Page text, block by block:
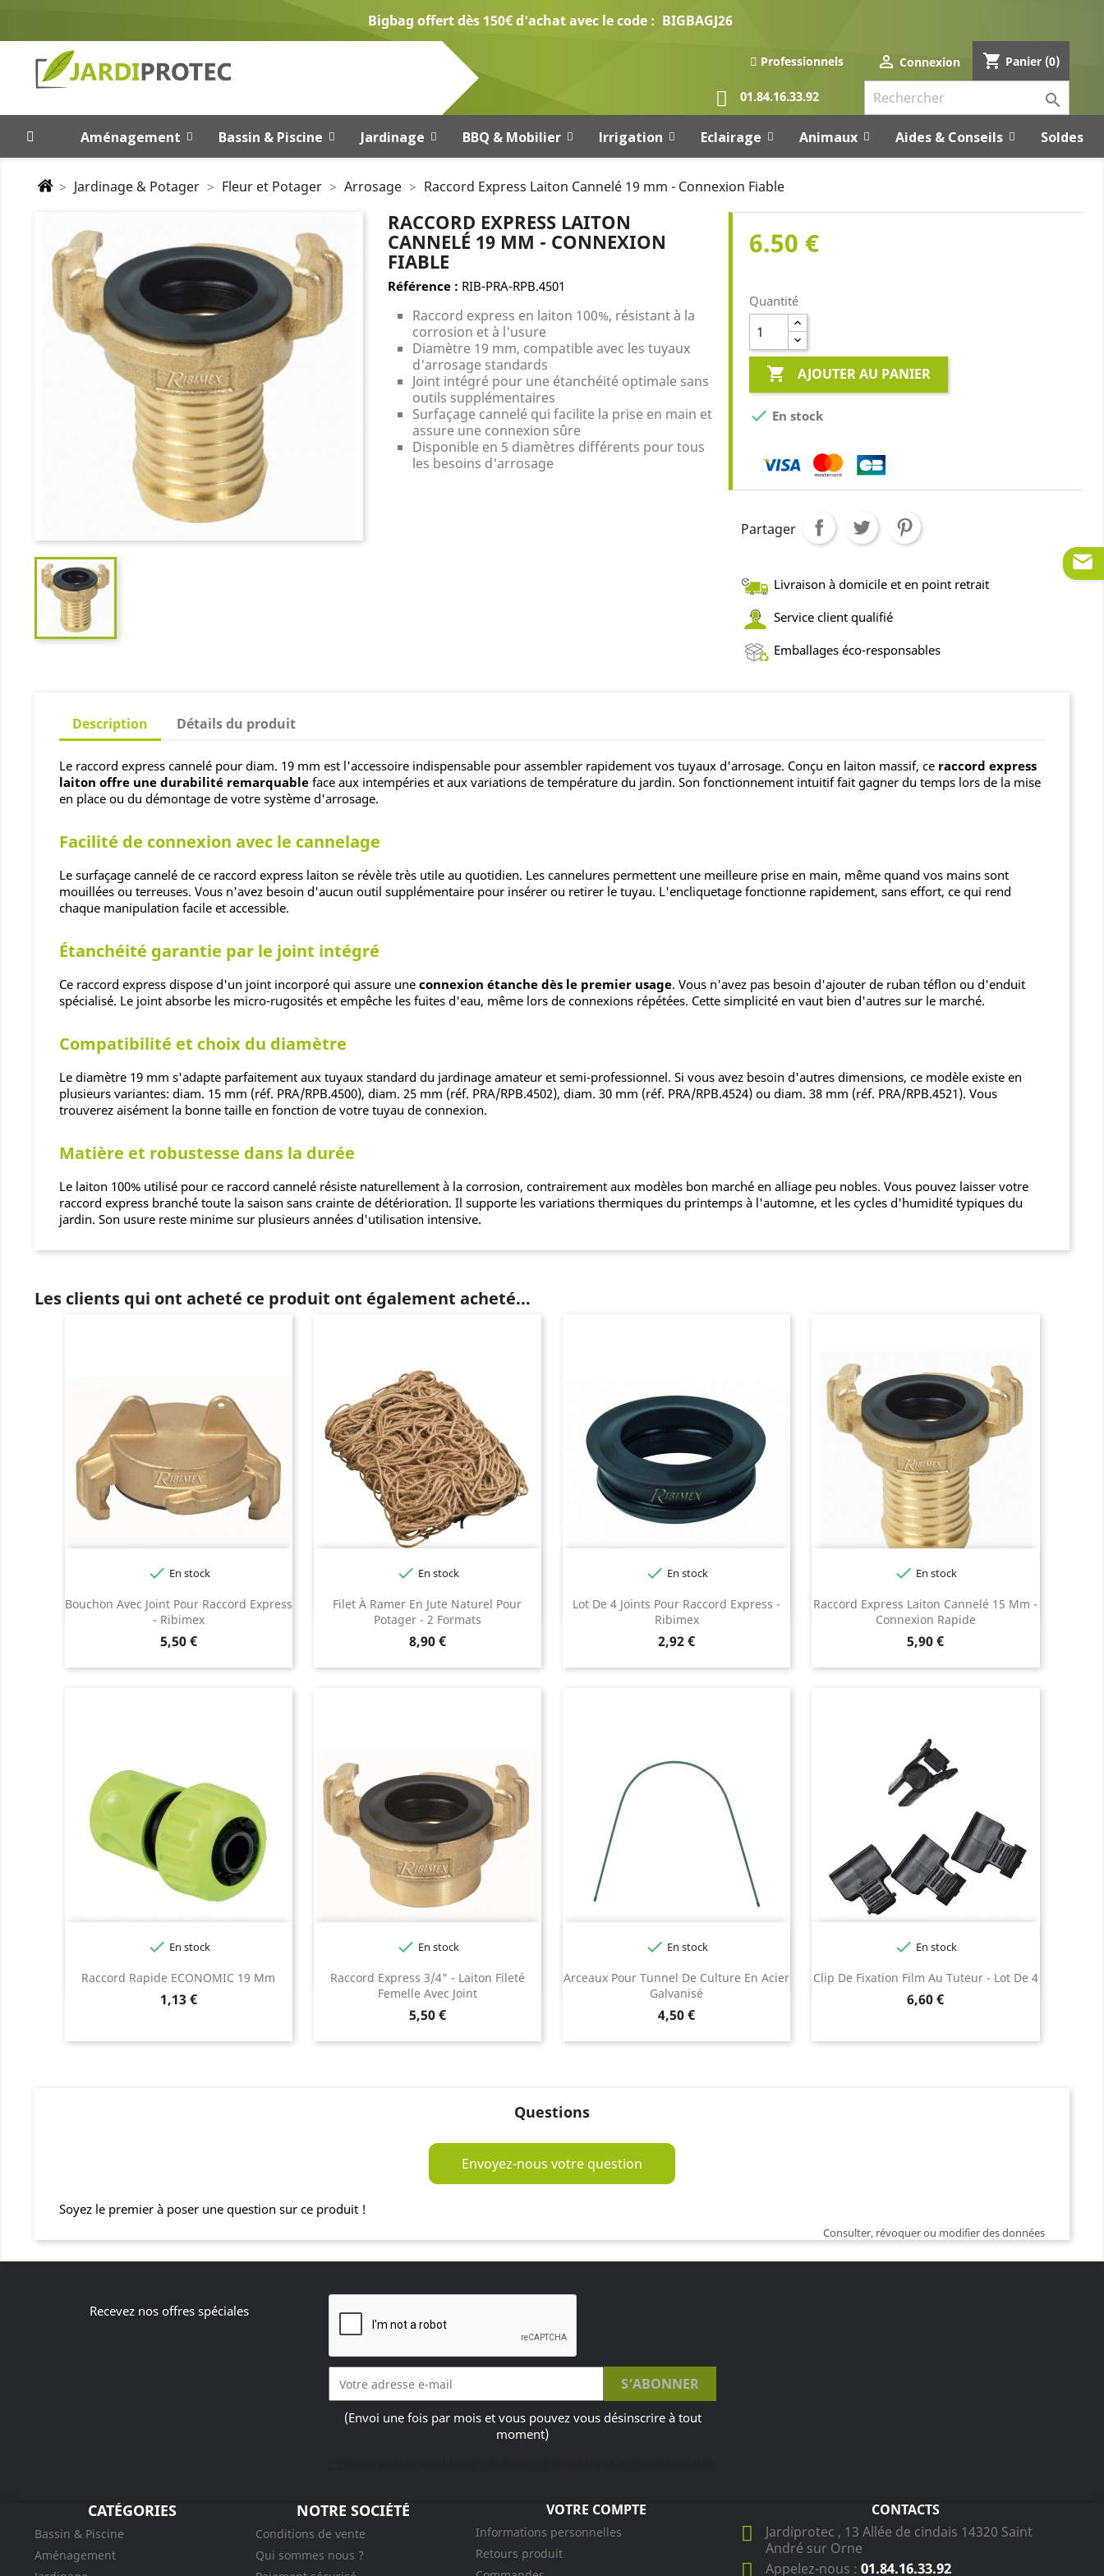
Bigbag offert dès 150€ d'achat avec le code : BIGBAGJ26
Professionnels  Connexion shopping_cart Panier (0)
01.84.16.33.92 
Aménagement Bassin & Piscine Jardinage BBQ & Mobilier Irrigation Eclairage Animaux Aides & Conseils Soldes
Jardinage & Potager Fleur et Potager Arrosage Raccord Express Laiton Cannelé 19 mm - Connexion Fiable
RACCORD EXPRESS LAITON
CANNELÉ 19 MM - CONNEXION
FIABLE
Référence : RIB-PRA-RPB.4501
Raccord express en laiton 100%, résistant à la
corrosion et à l'usure
Diamètre 19 mm, compatible avec les tuyaux
d'arrosage standards
Joint intégré pour une étanchéité optimale sans
outils supplémentaires
Surfaçage cannelé qui facilite la prise en main et
assure une connexion sûre
Disponible en 5 diamètres différents pour tous
les besoins d'arrosage
6.50 €
Quantité
 AJOUTER AU PANIER
 En stock
Partager
Livraison à domicile et en point retrait
Service client qualifié
Emballages éco-responsables
Description Détails du produit
Le raccord express cannelé pour diam. 19 mm est l'accessoire indispensable pour assembler rapidement vos tuyaux d'arrosage. Conçu en laiton massif, ce raccord express
laiton offre une durabilité remarquableface aux intempéries et aux variations de température du jardin. Son fonctionnement intuitif fait gagner du temps lors de la mise
en place ou du démontage de votre système d'arrosage.
Facilité de connexion avec le cannelage
Le surfaçage cannelé de ce raccord express laiton se révèle très utile au quotidien. Les cannelures permettent une meilleure prise en main, même quand vos mains sont
mouillées ou terreuses. Vous n'avez besoin d'aucun outil supplémentaire pour insérer ou retirer le tuyau. L'encliquetage fonctionne rapidement, sans effort, ce qui rend
chaque manipulation facile et accessible.
Étanchéité garantie par le joint intégré
Ce raccord express dispose d'un joint incorporé qui assure une connexion étanche dès le premier usage. Vous n'avez pas besoin d'ajouter de ruban téflon ou d'enduit
spécialisé. Le joint absorbe les micro-rugosités et empêche les fuites d'eau, même lors de connexions répétées. Cette simplicité en vaut bien d'autres sur le marché.
Compatibilité et choix du diamètre
Le diamètre 19 mm s'adapte parfaitement aux tuyaux standard du jardinage amateur et semi-professionnel. Si vous avez besoin d'autres dimensions, ce modèle existe en
plusieurs variantes: diam. 15 mm (réf. PRA/RPB.4500), diam. 25 mm (réf. PRA/RPB.4502), diam. 30 mm (réf. PRA/RPB.4524) ou diam. 38 mm (réf. PRA/RPB.4521). Vous
trouverez aisément la bonne taille en fonction de votre tuyau de connexion.
Matière et robustesse dans la durée
Le laiton 100% utilisé pour ce raccord cannelé résiste naturellement à la corrosion, contrairement aux modèles bon marché en alliage peu nobles. Vous pouvez laisser votre
raccord express branché toute la saison sans crainte de détérioration. Il supporte les variations thermiques du printemps à l'automne, et les cycles d'humidité typiques du
jardin. Son usure reste minime sur plusieurs années d'utilisation intensive.
Les clients qui ont acheté ce produit ont également acheté...
Bouchon Avec Joint Pour Raccord Express
- Ribimex
Prix
5,50 €
 En stock
Filet À Ramer En Jute Naturel Pour
Potager - 2 Formats
Prix
8,90 €
 En stock
Lot De 4 Joints Pour Raccord Express -
Ribimex
Prix
2,92 €
 En stock
Raccord Express Laiton Cannelé 15 Mm -
Connexion Rapide
Prix
5,90 €
 En stock
Raccord Rapide ECONOMIC 19 Mm
Prix
1,13 €
 En stock
Raccord Express 3/4" - Laiton Fileté
Femelle Avec Joint
Prix
5,50 €
 En stock
Arceaux Pour Tunnel De Culture En Acier
Galvanisé
Prix
4,50 €
 En stock
Clip De Fixation Film Au Tuteur - Lot De 4
Prix
6,60 €
 En stock
Questions
Envoyez-nous votre question
Soyez le premier à poser une question sur ce produit !
Consulter, révoquer ou modifier des données
Recevez nos offres spéciales
(Envoi une fois par mois et vous pouvez vous désinscrire à tout
moment)
CATÉGORIES
Bassin & Piscine
Aménagement
NOTRE SOCIÉTÉ
Conditions de vente
Qui sommes nous ?
VOTRE COMPTE
Informations personnelles
Retours produit
CONTACTS
Jardiprotec , 13 Allée de cindais 14320 Saint
André sur Orne
Appelez-nous :01.84.16.33.92